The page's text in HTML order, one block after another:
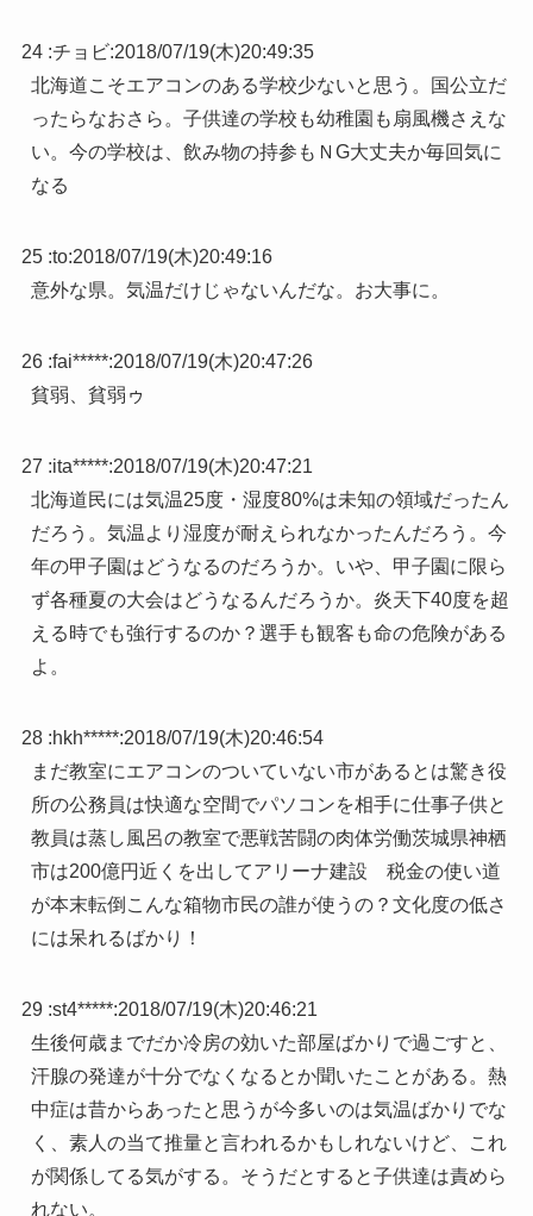
24 :チョビ:2018/07/19(木)20:49:35
北海道こそエアコンのある学校少ないと思う。国公立だ
ったらなおさら。子供達の学校も幼稚園も扇風機さえな
い。今の学校は、飲み物の持参もＮG大丈夫か毎回気に
なる
25 :to:2018/07/19(木)20:49:16
意外な県。気温だけじゃないんだな。お大事に。
26 :fai*****:2018/07/19(木)20:47:26
貧弱、貧弱ゥ
27 :ita*****:2018/07/19(木)20:47:21
北海道民には気温25度・湿度80%は未知の領域だったん
だろう。気温より湿度が耐えられなかったんだろう。今
年の甲子園はどうなるのだろうか。いや、甲子園に限ら
ず各種夏の大会はどうなるんだろうか。炎天下40度を超
える時でも強行するのか？選手も観客も命の危険がある
よ。
28 :hkh*****:2018/07/19(木)20:46:54
まだ教室にエアコンのついていない市があるとは驚き役
所の公務員は快適な空間でパソコンを相手に仕事子供と
教員は蒸し風呂の教室で悪戦苦闘の肉体労働茨城県神栖
市は200億円近くを出してアリーナ建設 税金の使い道
が本末転倒こんな箱物市民の誰が使うの？文化度の低さ
には呆れるばかり！
29 :st4*****:2018/07/19(木)20:46:21
生後何歳までだか冷房の効いた部屋ばかりで過ごすと、
汗腺の発達が十分でなくなるとか聞いたことがある。熱
中症は昔からあったと思うが今多いのは気温ばかりでな
く、素人の当て推量と言われるかもしれないけど、これ
が関係してる気がする。そうだとすると子供達は責めら
れない。